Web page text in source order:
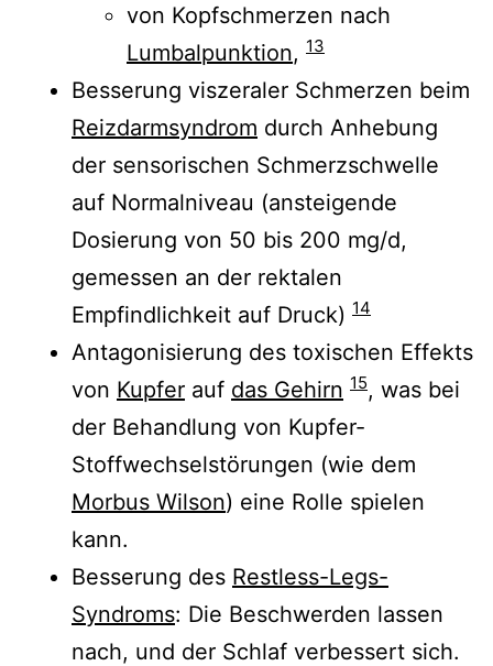
von Kopfschmerzen nach
Lumbalpunktion, 13
Besserung viszeraler Schmerzen beim
Reizdarmsyndrom durch Anhebung
der sensorischen Schmerzschwelle
auf Normalniveau (ansteigende
Dosierung von 50 bis 200 mg/d,
gemessen an der rektalen
Empfindlichkeit auf Druck) 14
Antagonisierung des toxischen Effekts
von Kupfer auf das Gehirn 15, was bei
der Behandlung von Kupfer-
Stoffwechselstörungen (wie dem
Morbus Wilson) eine Rolle spielen
kann.
Besserung des Restless-Legs-
Syndroms: Die Beschwerden lassen
nach, und der Schlaf verbessert sich.